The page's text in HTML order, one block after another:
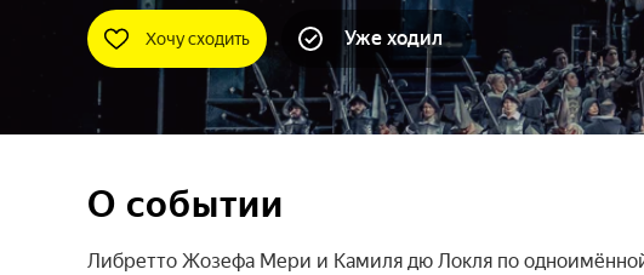
Хочу сходить Уже ходил
О событии
Либретто Жозефа Мери и Камиля дю Локля по